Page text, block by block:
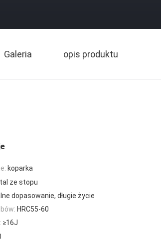
Galeria opis produktu
koparka
ze stopu
dopasowanie, długie życie
HRC55-60
≥16J